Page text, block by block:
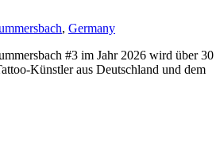
, Germany
#3 im Jahr 2026 wird über 30
Künstler aus Deutschland und dem